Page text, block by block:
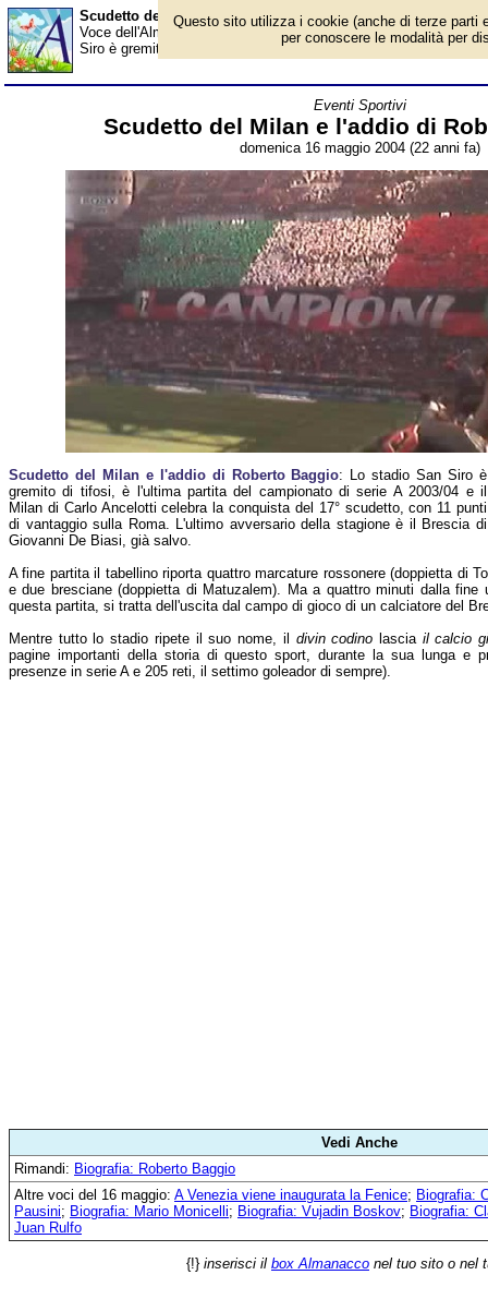
Scudetto del Milan e l'addio di Roberto Baggio - Almanacco
Voce dell'Almanacco del 16 maggio, per la rubrica 'Eventi
Siro è gremito di tifosi, è l'ultima partita del campionato di serie
Eventi Sportivi
Scudetto del Milan e l'addio di
domenica 16 maggio 2004 (22 anni fa)
Scudetto del Milan e l'addio di Roberto Baggio: Lo stadio San Siro è
gremito di tifosi, è l'ultima partita del campionato di serie A 2003/04 e il
Milan di Carlo Ancelotti celebra la conquista del 17° scudetto, con 11 punti
di vantaggio sulla Roma. L'ultimo avversario della stagione è il Brescia di
Giovanni De Biasi, già salvo.
A fine partita il tabellino riporta quattro marcature rossonere (doppietta di
e due bresciane (doppietta di Matuzalem). Ma a quattro minuti dalla fine
questa partita, si tratta dell'uscita dal campo di gioco di un calciatore del
Mentre tutto lo stadio ripete il suo nome, il divin codino lascia il calcio
pagine importanti della storia di questo sport, durante la sua lunga e
presenze in serie A e 205 reti, il settimo goleador di sempre).
Vedi Anche
Rimandi: Biografia: Roberto Baggio
Altre voci del 16 maggio: A Venezia viene inaugurata la Fenice; Biografia:
Pausini; Biografia: Mario Monicelli; Biografia: Vujadin Boskov; Biografia:
Juan Rulfo
{!} inserisci il box Almanacco nel tuo sito o nel
Questo sito utilizza i cookie (anche di terze parti
per conoscere le modalità per